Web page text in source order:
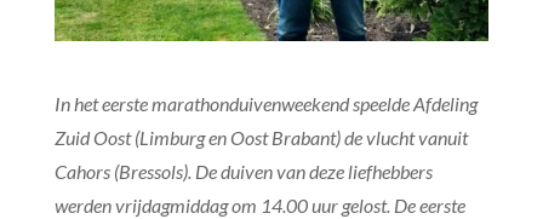
In het eerste marathonduivenweekend speelde Afdeling
Zuid Oost (Limburg en Oost Brabant) de vlucht vanuit
Cahors (Bressols). De duiven van deze liefhebbers
werden vrijdagmiddag om 14.00 uur gelost. De eerste